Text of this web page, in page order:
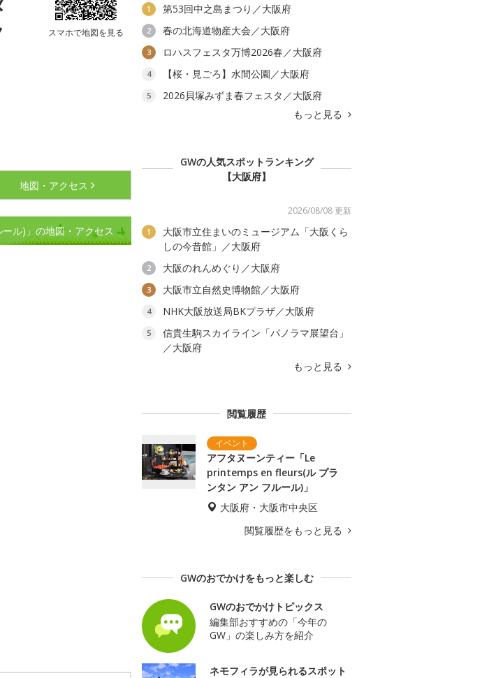
スマホで地図を見る
地図・アクセス
ル)」の地図・アクセス
1 第53回中之島まつり／大阪府
2 春の北海道物産大会／大阪府
3 ロハスフェスタ万博2026春／大阪府
4 【桜・見ごろ】水間公園／大阪府
5
2026貝塚みずま春フェスタ／大阪府
もっと見る
GWの人気スポットランキング
【大阪府】
2026/08/08 更新
1
大阪市立住まいのミュージアム「大阪くら
しの今昔館」／大阪府
2 大阪のれんめぐり／大阪府
3 大阪市立自然史博物館／大阪府
4 NHK大阪放送局BKプラザ／大阪府
5
信貴生駒スカイライン「パノラマ展望台」
／大阪府
もっと見る
閲覧履歴
アフタヌーンティー「Le
printemps en fleurs(ル プラ
ンタン アン フルール)」
大阪府・大阪市中央区
閲覧履歴をもっと見る
GWのおでかけをもっと楽しむ
GWのおでかけトピックス
編集部おすすめの「今年の
GW」の楽しみ方を紹介
ネモフィラが見られるスポット